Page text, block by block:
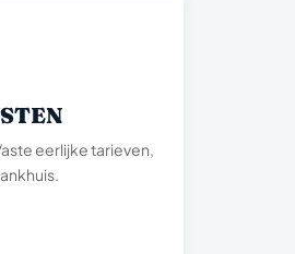
eerlijke tarieven,